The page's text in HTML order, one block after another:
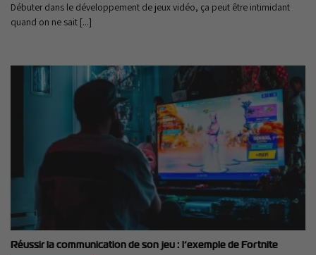
Débuter dans le développement de jeux vidéo, ça peut être intimidant
quand on ne sait [...]
Réussir la communication de son jeu : l’exemple de Fortnite